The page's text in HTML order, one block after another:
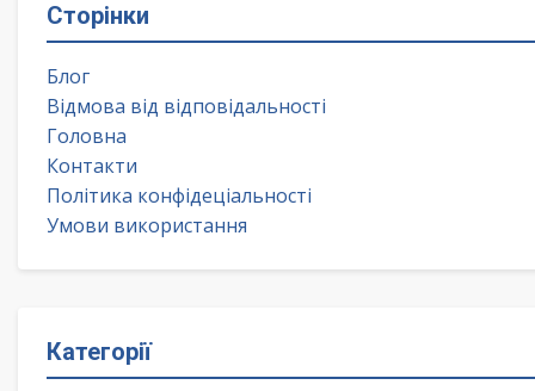
Сторінки
Блог
Відмова від відповідальності
Головна
Контакти
Політика конфідеціальності
Умови використання
Категорії